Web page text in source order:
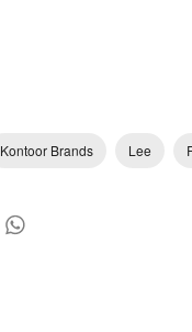
Kontoor Brands Lee